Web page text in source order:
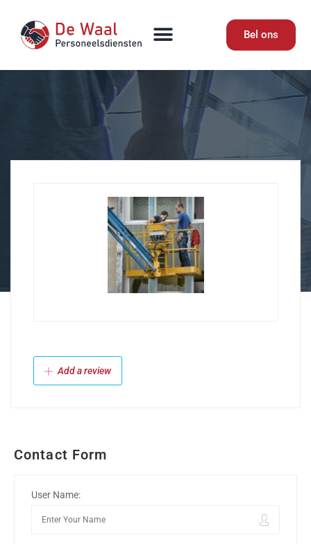
Bel ons
Add a review
Contact Form
User Name: